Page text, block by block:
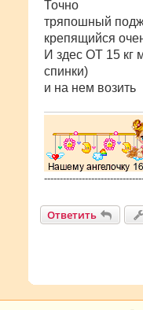
о
щ
е
н
и
е
Точно
тряпошный
крепящийся
И здес ОТ 15 кг
спинки)
и на нем возить
Ответить